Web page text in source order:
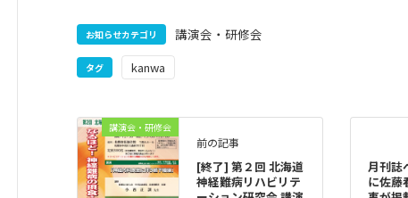
お知らせカテゴリ 講演会・研修会
タグ kanwa
講演会・研修会
前の記事
[終了] 第２回 北海道
神経難病リハビリテ
月刊誌
に佐藤